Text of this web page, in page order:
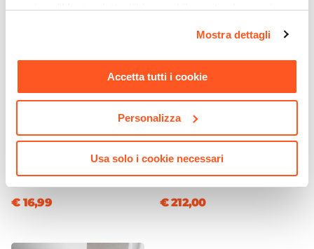
sezione "Mostra dettagli" è possibile gestire le proprie
momento. Per maggiori informazioni si invita a leggere la
nostraCookie Policy.
Mostra dettagli
Accetta tutti i cookie
Personalizza
Usa solo i cookie necessari
Portascopino da appoggio
in ceramica bianco - Linea
Cuba
€ 16,99
CODICE:
Mobile bagno sospeso 100
cm con top rovere gold -
Agave Plus
€ 212,00